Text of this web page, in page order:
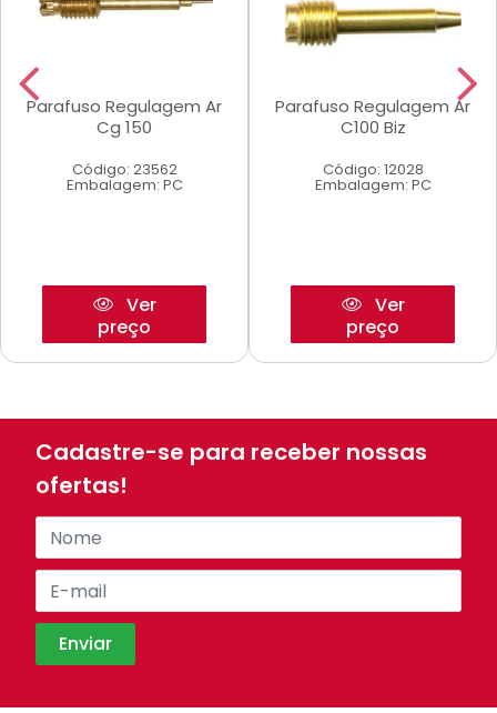
Parafuso Regulagem Ar
Cg 150
Código: 23562
Embalagem: PC
Ver
preço
Parafuso Regulagem Ar
C100 Biz
Código: 12028
Embalagem: PC
Ver
preço
Cadastre-se para receber nossas
ofertas!